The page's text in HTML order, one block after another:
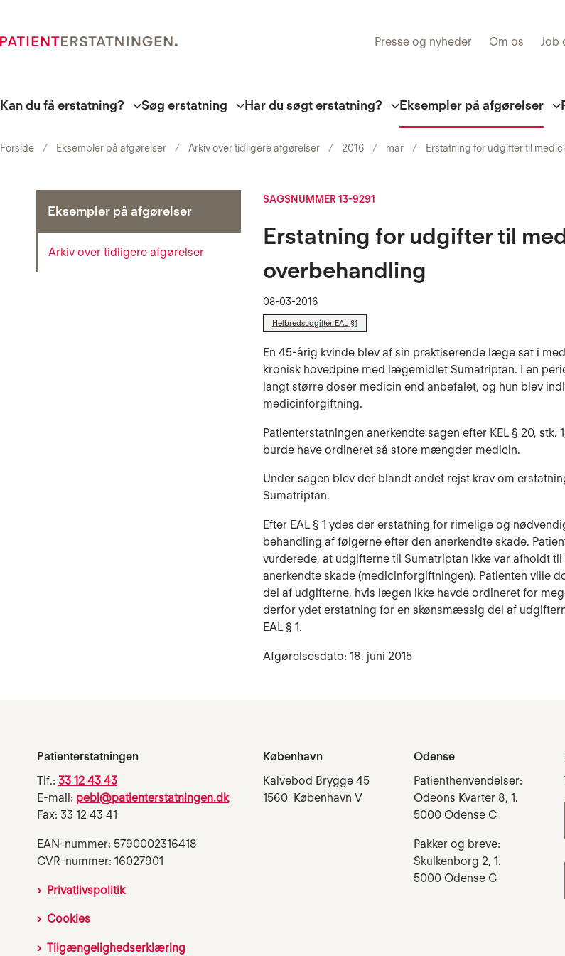
Presse og nyheder Om os Job
Kan du få erstatning? Søg erstatning Har du søgt erstatning? Eksempler på afgørelser
Forside Eksempler på afgørelser Arkiv over tidligere afgørelser 2016 mar Erstatning for udgifter til
Eksempler på afgørelser
Arkiv over tidligere afgørelser
SAGSNUMMER 13-9291
Erstatning for udgifter til
overbehandling
08-03-2016
Helbredsudgifter EAL §1
En 45-årig kvinde blev af sin praktiserende læge sat i
kronisk hovedpine med lægemidlet Sumatriptan. I en
langt større doser medicin end anbefalet, og hun blev
medicinforgiftning.
Patienterstatningen anerkendte sagen efter KEL § 20, stk.
burde have ordineret så store mængder medicin.
Under sagen blev der blandt andet rejst krav om
Sumatriptan.
Efter EAL § 1 ydes der erstatning for rimelige og
behandling af følgerne efter den anerkendte skade.
vurderede, at udgifterne til Sumatriptan ikke var afholdt
anerkendte skade (medicinforgiftningen). Patienten ville
del af udgifterne, hvis lægen ikke havde ordineret for
derfor ydet erstatning for en skønsmæssig del af
EAL § 1.
Afgørelsesdato: 18. juni 2015
Patienterstatningen
Tlf.: 33 12 43 43
E-mail: pebl@patienterstatningen.dk
Fax: 33 12 43 41
EAN-nummer: 5790002316418
CVR-nummer: 16027901
Privatlivspolitik
Cookies
Tilgængelighedserklæring
København
Kalvebod Brygge 45
1560 København V
Odense
Patienthenvendelser:
Odeons Kvarter 8, 1.
5000 Odense C
Pakker og breve:
Skulkenborg 2, 1.
5000 Odense C